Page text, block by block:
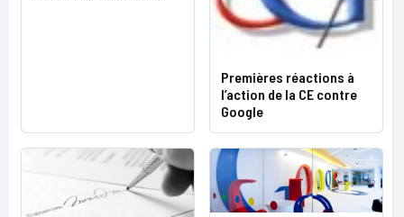
Premières réactions à
l’action de la CE contre
Google